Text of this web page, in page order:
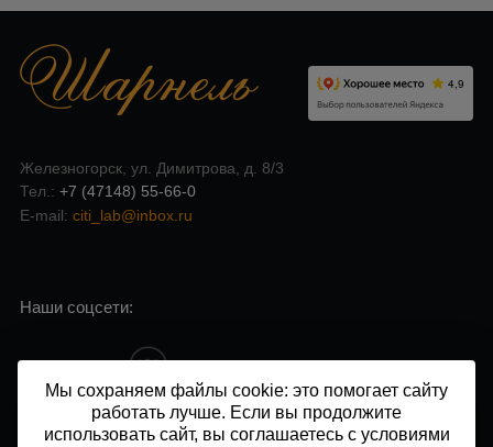
Железногорск, ул. Димитрова, д. 8/3
Тел.: +7 (47148) 55-66-0
E-mail: citi_lab@inbox.ru
Наши соцсети:
Напишите нам в чат:
Мы сохраняем файлы cookie: это помогает сайту
работать лучше. Если вы продолжите
использовать сайт, вы соглашаетесь с условиями